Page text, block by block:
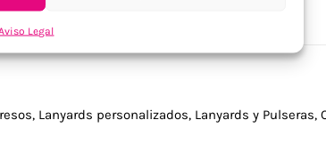
Legal
, Lanyards personalizados, Lanyards y Pulseras,